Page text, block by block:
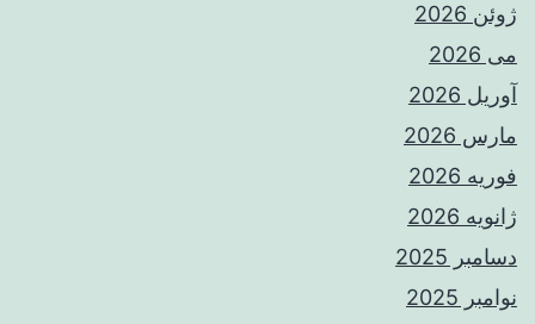
ژوئن 2026
می 2026
آوریل 2026
مارس 2026
فوریه 2026
ژانویه 2026
دسامبر 2025
نوامبر 2025